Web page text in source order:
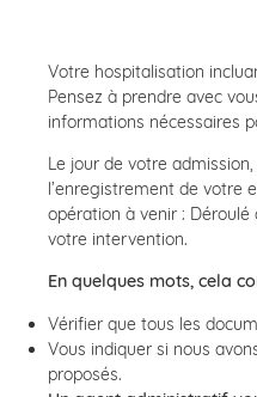
Votre hospitalisation
Pensez à prendre avec
informations nécessaires
Le jour de votre
l’enregistrement de votre
opération à venir : Déroulé
votre intervention.
En quelques mots, cela
Vérifier que tous les
Vous indiquer si nous
proposés.